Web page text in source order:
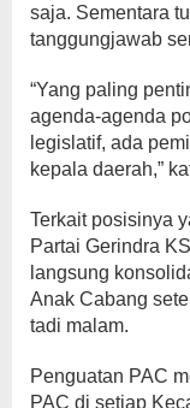
saja. Sementara
tanggungjawab
“Yang paling
agenda-agenda
legislatif, ada
kepala daerah,”
Terkait posisinya
Partai Gerindra
langsung
Anak Cabang
tadi malam.
Penguatan PAC
PAC di setiap